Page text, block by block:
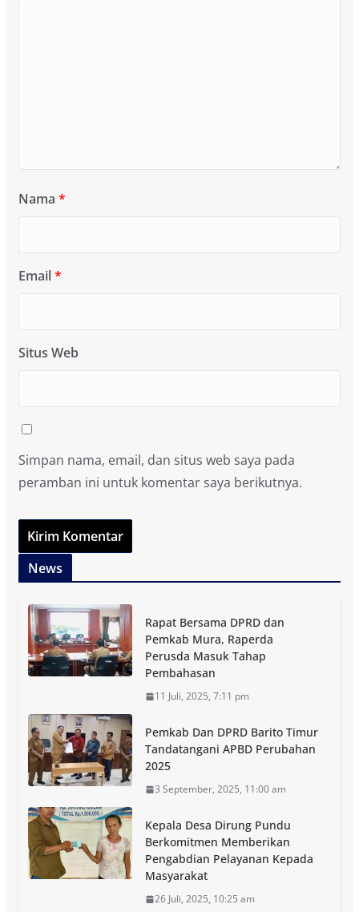
Nama *
Email*
Situs Web
Simpan nama, email, dan situs web saya pada
peramban ini untuk komentar saya berikutnya.
News
Rapat Bersama DPRD dan
Pemkab Mura, Raperda
Perusda Masuk Tahap
Pembahasan
11 Juli, 2025, 7:11 pm
Pemkab Dan DPRD Barito Timur
Tandatangani APBD Perubahan
2025
3 September, 2025, 11:00 am
Kepala Desa Dirung Pundu
Berkomitmen Memberikan
Pengabdian Pelayanan Kepada
Masyarakat
26 Juli, 2025, 10:25 am